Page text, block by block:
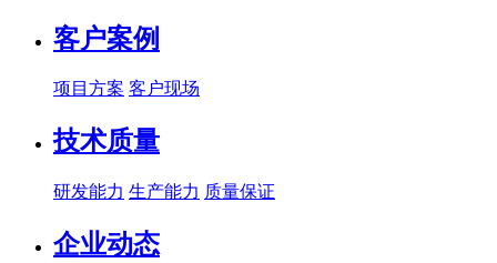
客户案例
项目方案 客户现场
技术质量
研发能力 生产能力 质量保证
企业动态